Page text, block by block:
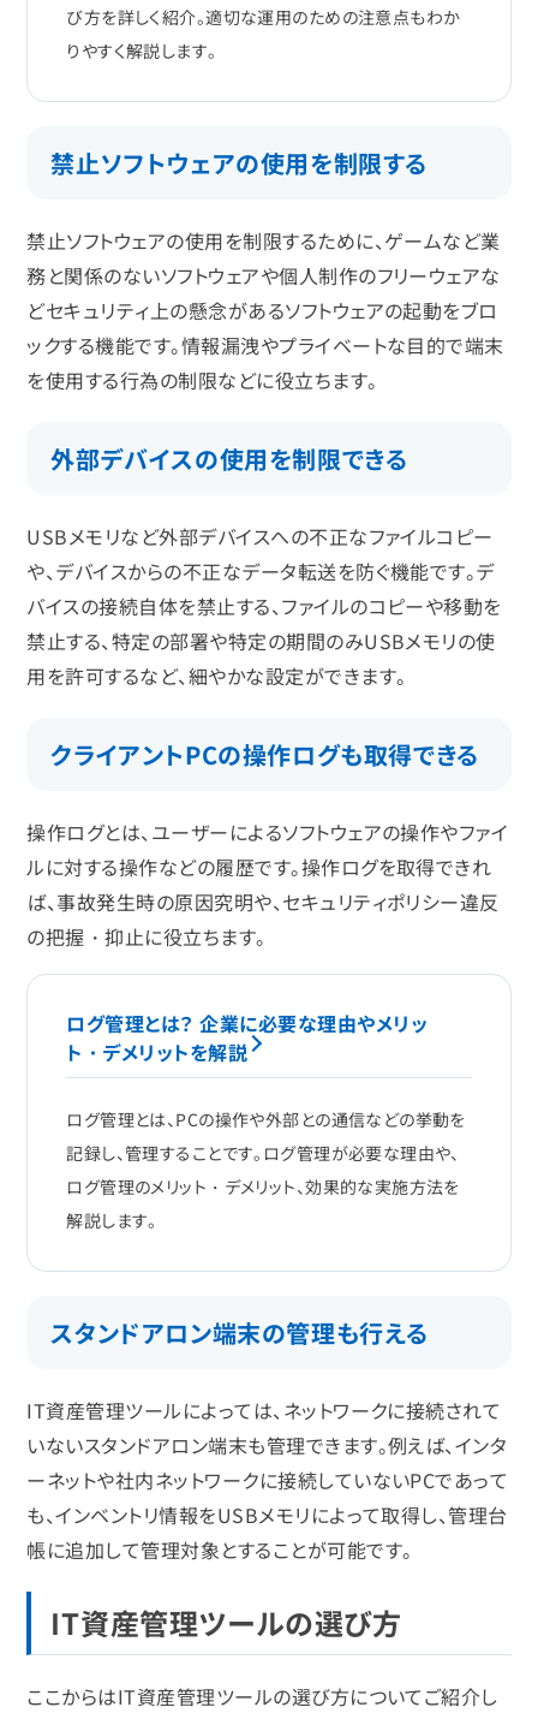
び方を詳しく紹介。適切な運用のための注意点もわか
りやすく解説します。
禁止ソフトウェアの使用を制限する
禁止ソフトウェアの使用を制限するために、ゲームなど業
務と関係のないソフトウェアや個人制作のフリーウェアな
どセキュリティ上の懸念があるソフトウェアの起動をブロ
ックする機能です。情報漏洩やプライベートな目的で端末
を使用する行為の制限などに役立ちます。
外部デバイスの使用を制限できる
USBメモリなど外部デバイスへの不正なファイルコピー
や、デバイスからの不正なデータ転送を防ぐ機能です。デ
バイスの接続自体を禁止する、ファイルのコピーや移動を
禁止する、特定の部署や特定の期間のみUSBメモリの使
用を許可するなど、細やかな設定ができます。
クライアントPCの操作ログも取得できる
操作ログとは、ユーザーによるソフトウェアの操作やファイ
ルに対する操作などの履歴です。操作ログを取得できれ
ば、事故発生時の原因究明や、セキュリティポリシー違反
の把握・抑止に役立ちます。
ログ管理とは？ 企業に必要な理由やメリッ
ト・デメリットを解説
ログ管理とは、PCの操作や外部との通信などの挙動を
記録し、管理することです。ログ管理が必要な理由や、
ログ管理のメリット・デメリット、効果的な実施方法を
解説します。
スタンドアロン端末の管理も行える
IT資産管理ツールによっては、ネットワークに接続されて
いないスタンドアロン端末も管理できます。例えば、インタ
ーネットや社内ネットワークに接続していないPCであって
も、インベントリ情報をUSBメモリによって取得し、管理台
帳に追加して管理対象とすることが可能です。
IT資産管理ツールの選び方
ここからはIT資産管理ツールの選び方についてご紹介し